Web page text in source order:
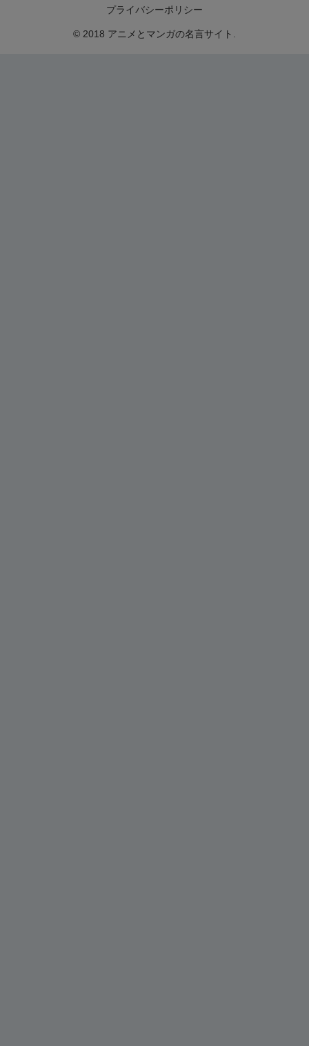
プライバシーポリシー
© 2018 アニメとマンガの名言サイト.